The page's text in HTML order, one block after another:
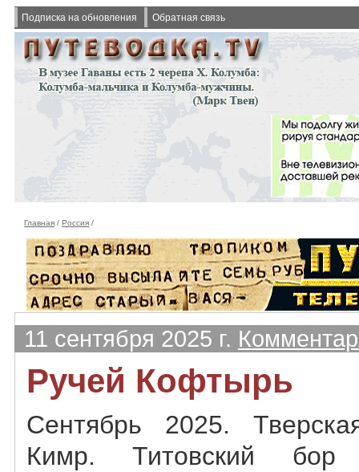
Подписка на обновления Обратная связь
Главная /Россия /
11 сентября 2025 г.
Ручей Кофтырь
Сентябрь 2025.
Кимр. Титовский